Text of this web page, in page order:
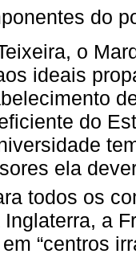
do
o
ideais
do
ela
todos os
a
“centros